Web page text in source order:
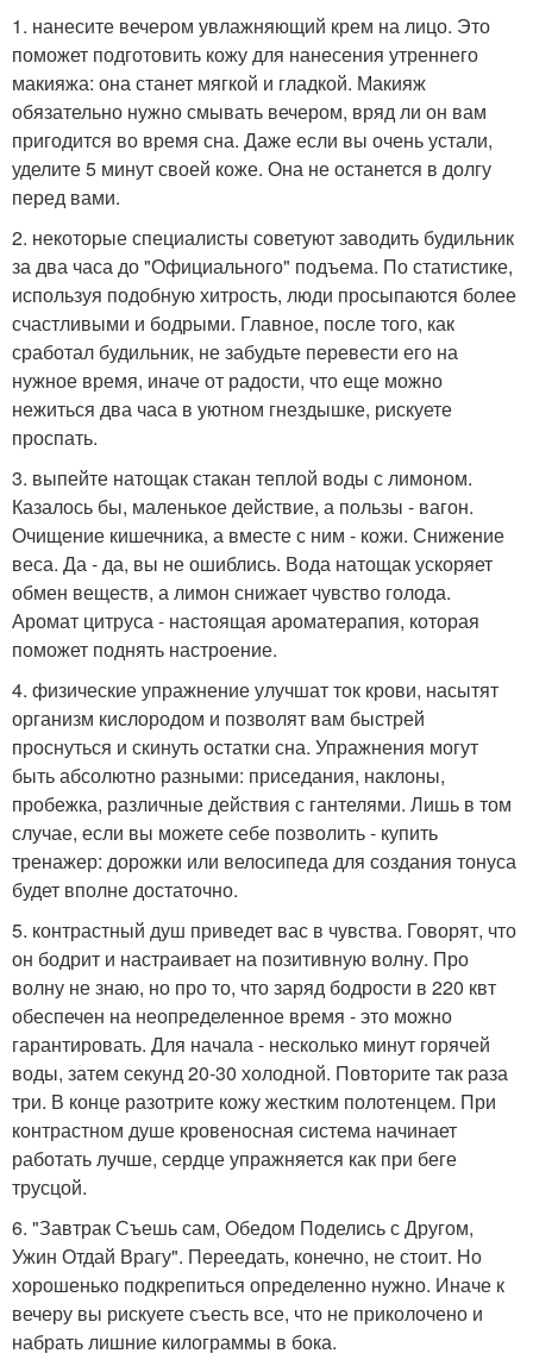
1. нанесите вечером увлажняющий крем на лицо. Это
поможет подготовить кожу для нанесения утреннего
макияжа: она станет мягкой и гладкой. Макияж
обязательно нужно смывать вечером, вряд ли он вам
пригодится во время сна. Даже если вы очень устали,
уделите 5 минут своей коже. Она не останется в долгу
перед вами.
2. некоторые специалисты советуют заводить будильник
за два часа до "Официального" подъема. По статистике,
используя подобную хитрость, люди просыпаются более
счастливыми и бодрыми. Главное, после того, как
сработал будильник, не забудьте перевести его на
нужное время, иначе от радости, что еще можно
нежиться два часа в уютном гнездышке, рискуете
проспать.
3. выпейте натощак стакан теплой воды с лимоном.
Казалось бы, маленькое действие, а пользы - вагон.
Очищение кишечника, а вместе с ним - кожи. Снижение
веса. Да - да, вы не ошиблись. Вода натощак ускоряет
обмен веществ, а лимон снижает чувство голода.
Аромат цитруса - настоящая ароматерапия, которая
поможет поднять настроение.
4. физические упражнение улучшат ток крови, насытят
организм кислородом и позволят вам быстрей
проснуться и скинуть остатки сна. Упражнения могут
быть абсолютно разными: приседания, наклоны,
пробежка, различные действия с гантелями. Лишь в том
случае, если вы можете себе позволить - купить
тренажер: дорожки или велосипеда для создания тонуса
будет вполне достаточно.
5. контрастный душ приведет вас в чувства. Говорят, что
он бодрит и настраивает на позитивную волну. Про
волну не знаю, но про то, что заряд бодрости в 220 квт
обеспечен на неопределенное время - это можно
гарантировать. Для начала - несколько минут горячей
воды, затем секунд 20-30 холодной. Повторите так раза
три. В конце разотрите кожу жестким полотенцем. При
контрастном душе кровеносная система начинает
работать лучше, сердце упражняется как при беге
трусцой.
6. "Завтрак Съешь сам, Обедом Поделись с Другом,
Ужин Отдай Врагу". Переедать, конечно, не стоит. Но
хорошенько подкрепиться определенно нужно. Иначе к
вечеру вы рискуете съесть все, что не приколочено и
набрать лишние килограммы в бока.